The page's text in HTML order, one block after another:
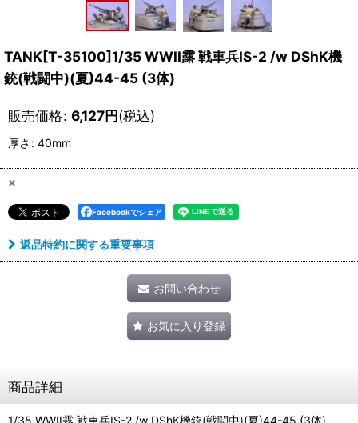
TANK[T-35100]1/35 WWII露 戦車兵IS-2 /w DShK機
銃(戦闘中)(夏)44-45 (3体)
販売価格: 6,127円(税込)
厚さ : 40mm
×
Facebookでシェア
返品特約に関する重要事項
お問い合わせ
お気に入り登録
商品詳細
1/35 WWII露 戦車兵IS-2 /w DShK機銃(戦闘中)(夏)44-45 (3体)